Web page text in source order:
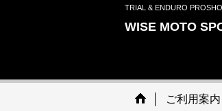
TRIAL & ENDURO
WISE MOTO
ご利用案内